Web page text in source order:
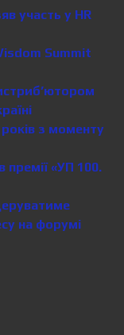
участь у HR
Summit
років з моменту
премії «УП 100.
на форумі